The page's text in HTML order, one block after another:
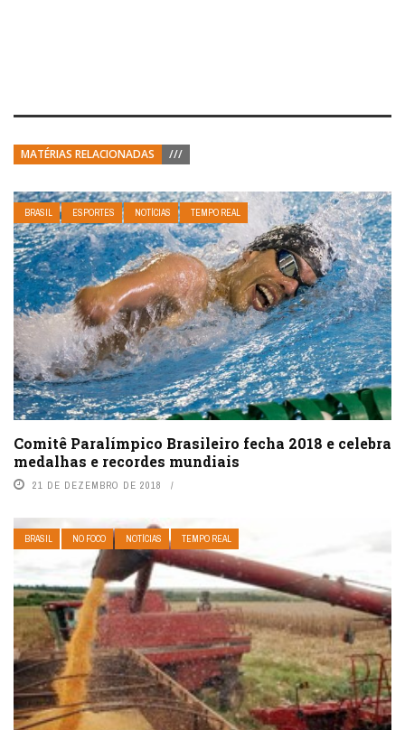
MATÉRIAS RELACIONADAS ///
BRASIL ESPORTES NOTÍCIAS TEMPO REAL
Comitê Paralímpico Brasileiro fecha 2018 e celebra
medalhas e recordes mundiais
21 DE DEZEMBRO DE 2018
BRASIL NO FOCO NOTÍCIAS TEMPO REAL